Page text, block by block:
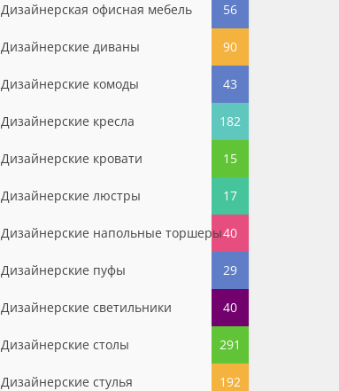
Дизайнерская офисная мебель 56
Дизайнерские диваны 90
Дизайнерские комоды 43
Дизайнерские кресла 182
Дизайнерские кровати 15
Дизайнерские люстры 17
Дизайнерские напольные торшеры40
Дизайнерские пуфы 29
Дизайнерские светильники 40
Дизайнерские столы 291
Дизайнерские стулья 192